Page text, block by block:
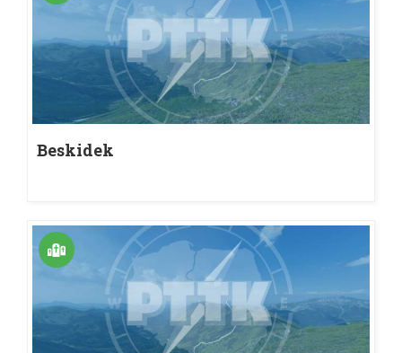
Beskidek